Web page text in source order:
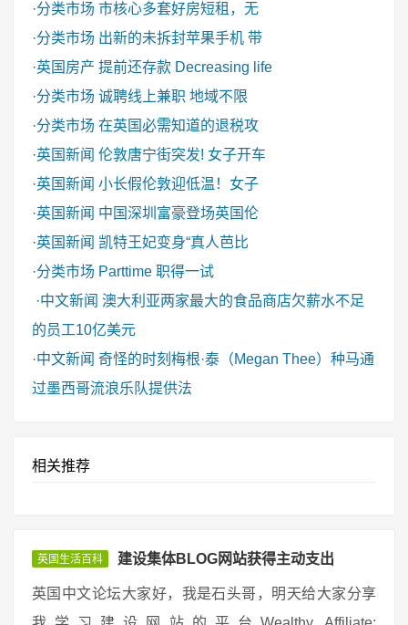
·分类市场 市核心多套好房短租，无
·分类市场 出新的未拆封苹果手机 带
·英国房产 提前还存款 Decreasing life
·分类市场 诚聘线上兼职 地域不限
·分类市场 在英国必需知道的退税攻
·英国新闻 伦敦唐宁街突发! 女子开车
·英国新闻 小长假伦敦迎低温！女子
·英国新闻 中国深圳富豪登场英国伦
·英国新闻 凯特王妃变身“真人芭比
·分类市场 Parttime 职得一试
·中文新闻 澳大利亚两家最大的食品商店欠薪水不足
的员工10亿美元
·中文新闻 奇怪的时刻梅根·泰（Megan Thee）种马通
过墨西哥流浪乐队提供法
相关推荐
英国生活百科 建设集体BLOG网站获得主动支出
英国中文论坛大家好，我是石头哥，明天给大家分享